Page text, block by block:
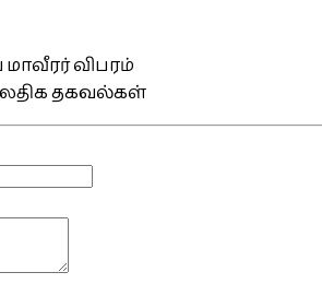
விபரம்
தகவல்கள்